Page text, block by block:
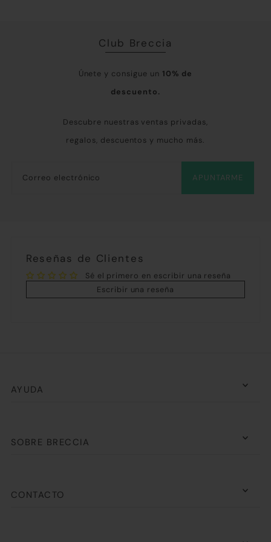
Club Breccia
Únete y consigue un 10% de
descuento.
Descubre nuestras ventas privadas,
regalos, descuentos y mucho más.
APUNTARME
Reseñas de Clientes
Sé el primero en escribir una reseña
Escribir una reseña
AYUDA
SOBRE BRECCIA
CONTACTO